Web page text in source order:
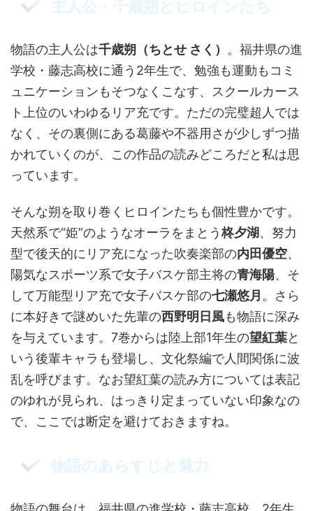
主人公・千歳朔とヒロインたち
物語の主人公は千歳朔（ちとせ さく） 。福井県の進
学校・藤志高校に通う2年生で、勉強も運動もコミ
ュニケーションもそつなくこなす、スクールカース
ト上位のいわゆるリア充です。ただの完璧超人では
なく、その裏側にある葛藤や不器用さが少しずつ描
かれていくのが、この作品の読みどころだと私は思
っています。
そんな朔を取り巻くヒロインたちも個性豊かです。
天然系で“姫”のようなオーラをまとう柊夕湖、努力
型で後天的にリア充になった吹奏楽部の内田優空、
陽気なスポーツ系で女子バスケ部主将の青海陽、そ
して万能型リア充で女子バスケ部の七瀬悠月 。さら
に本好きで謎めいた先輩の西野明日風も物語に深み
を与えています。7巻からは陸上部1年生の望紅葉と
いう後輩キャラも登場し、文化祭編で人間関係に波
乱を呼びます。なお望紅葉の読み方については表記
のゆれが見られ、はっきり定まっていない印象なの
で、ここでは断定を避けておきますね。
物語のあらすじと魅力